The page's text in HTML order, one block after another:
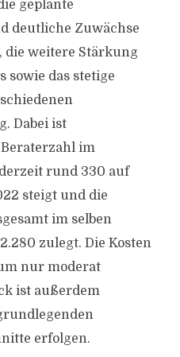
geplante
deutliche Zuwächse
die weitere Stärkung
sowie das stetige
Dabei ist
im
rund 330 auf
steigt und die
im selben
zulegt. Die Kosten
nur moderat
ist außerdem
erfolgen.